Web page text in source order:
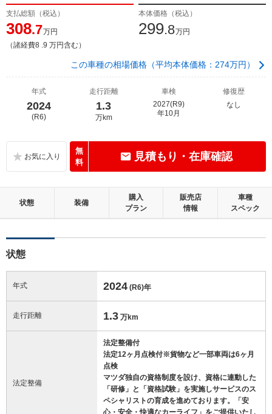
支払総額（税込）
308.7万円
（諸経費8 .9 万円含む）
本体価格（税込）
299.8万円
この車種の相場価格（平均本体価格：274万円）
年式
2024
(R6)
走行距離
1.3
万km
車検
2027(R9)
年10月
修復歴
なし
無
料
見積もり・在庫確認
状態 装備
購入
プラン
販売店
情報
車種
スペック
状態
年式 2024 (R6)年
走行距離 1.3 万km
法定整備
法定整備付
法定12ヶ月点検付※貨物など一部車両は6ヶ月
点検
マツダ独自の資格制度を設け、資格に連動した
「研修」と「資格試験」を実施しサービスのス
ペシャリストの育成を進めております。「安
心・安全・快適なカーライフ」をご提供いたし